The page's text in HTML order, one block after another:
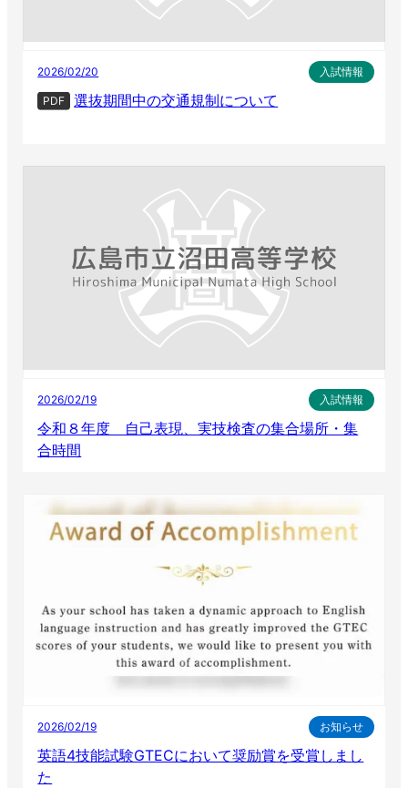
2026/02/20 入試情報
PDF 選抜期間中の交通規制について
2026/02/19 入試情報
令和８年度 自己表現、実技検査の集合場所・集
合時間
2026/02/19 お知らせ
英語4技能試験GTECにおいて奨励賞を受賞しまし
た